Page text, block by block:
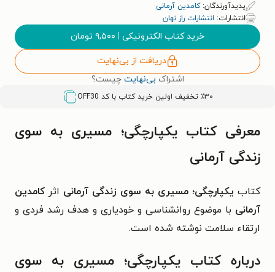
پدیدآورندگان:کامدین آرمانی
انتشارات: انتشارات راز نهان
خرید کتاب الکترونیکی | ۹,۵۰۰ تومان
دریافت از بی‌نهایت
اشتراک بی‌نهایت چیست؟
٪۳۰ تخفیف اولین خرید کتاب با کد OFF30
معرفی کتاب یکپارچگی؛ مسیری به سوی
زندگی آرمانی
کتاب یکپارچگی؛ مسیری به سوی زندگی آرمانی اثر کامدین
آرمانی با موضوع روانشناسی و خودیاری و هدف رشد فردی و
ارتقاء سلامت نوشته شده است.
درباره کتاب یکپارچگی؛ مسیری به سوی